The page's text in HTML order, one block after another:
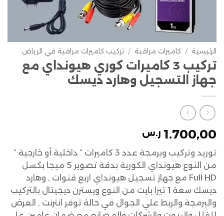
الرئيسية / كاميرات مراقبة / تركيب كاميرات مراقبة في الرياض
تركيب 3 كاميرات كوري هيونداي مع
جهاز التسجيل وهارد ديسك
1.700,00 ر.س
توريد وتركيب وبرمجة عدد 3 كاميرات ” داخلية أو خارجية ”
من النوع هيونداي الكورية بدقة تصوير 5 ميجا بكسل
Full HD مع جهاز تسجيل هيونداي اربع قنوات , وهارد
ديسك سعة 1 تيرا بايت من النوع ويسترن ديجيتال بالتركيب
والبرمجة والربط علي الجوال في حالة توفر انترنت , العرض